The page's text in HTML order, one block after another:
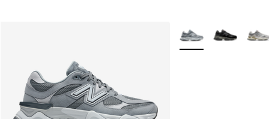
Plus de couleurs